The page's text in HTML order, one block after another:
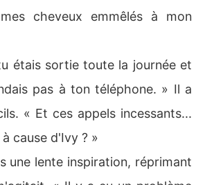
cheveux emmêlés à mon
étais sortie toute la journée et
pas à ton téléphone. » Il a
« Et ces appels incessants...
cause d'Ivy ? »
une lente inspiration, réprimant